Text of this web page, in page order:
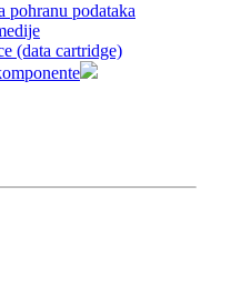
pohranu podataka
(data cartridge)